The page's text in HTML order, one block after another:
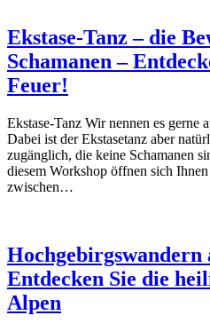
Ekstase-Tanz – die
Schamanen –
Feuer!
Ekstase-Tanz Wir nennen es gerne
Dabei ist der Ekstasetanz aber
zugänglich, die keine Schamanen
diesem Workshop öffnen sich
zwischen…
Hochgebirgswandern
Entdecken Sie die
Alpen